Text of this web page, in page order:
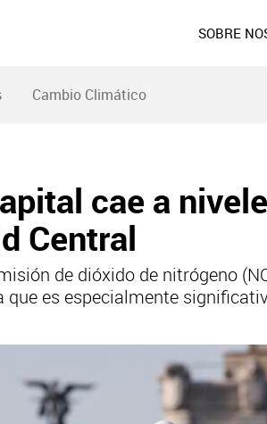
SOBRE
Cambio Climático
cae a
Central
de dióxido de nitrógeno
es especialmente